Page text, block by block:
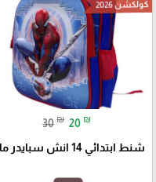
كولكشن 2026
30 ₪ 20 ₪
شنط ابتدائي 14 انش سبايدر مان